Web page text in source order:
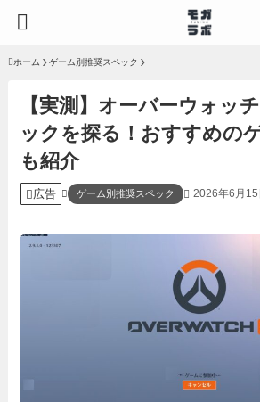
ホーム ゲーム別推奨スペック
【実測】オーバーウォッ
ックを探る！おすすめの
も紹介
広告 ゲーム別推奨スペック 2026年6月15